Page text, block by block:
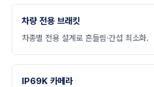
차량 전용 브래킷
차종별 전용 설계로 흔들림·간섭 최소화.
IP69K 카메라